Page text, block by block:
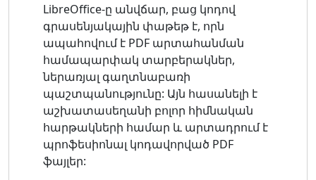
LibreOffice-ը անվճար, բաց կոդով
գրասենյակային փաթեթ է, որն
ապահովում է PDF արտահանման
համապարփակ տարբերակներ,
ներառյալ գաղտնաբառի
պաշտպանությունը: Այն հասանելի է
աշխատասեղանի բոլոր հիմնական
հարթակների համար և արտադրում է
պրոֆեսիոնալ կոդավորված PDF
ֆայլեր: